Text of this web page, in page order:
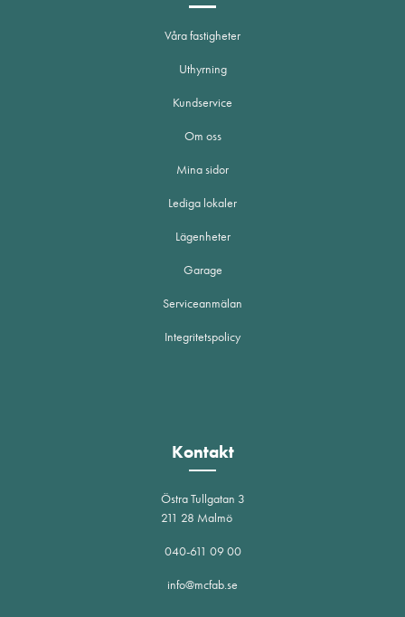
Våra fastigheter
Uthyrning
Kundservice
Om oss
Mina sidor
Lediga lokaler
Lägenheter
Garage
Serviceanmälan
Integritetspolicy
Kontakt
Östra Tullgatan 3
211 28 Malmö
040-611 09 00
info@mcfab.se